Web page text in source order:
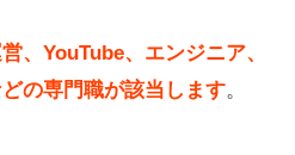
、YouTube、エンジニア、
の専門職が該当します。